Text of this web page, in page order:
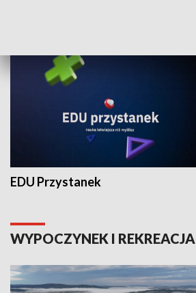
EDU Przystanek
WYPOCZYNEK I REKREACJA